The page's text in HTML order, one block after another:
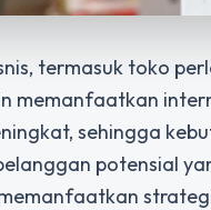
termasuk toko
memanfaatkan
sehingga
potensial